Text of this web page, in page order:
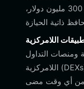
محمية بصندوق حماية المستخدم بقيمة 300 مليون دولار،
ومنصات التداول
اللامركزية (DEXs)، مما يجعل تبديل رموز $MARCUZ